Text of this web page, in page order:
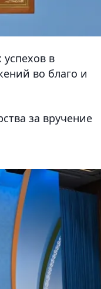
в
во благо и
за вручение